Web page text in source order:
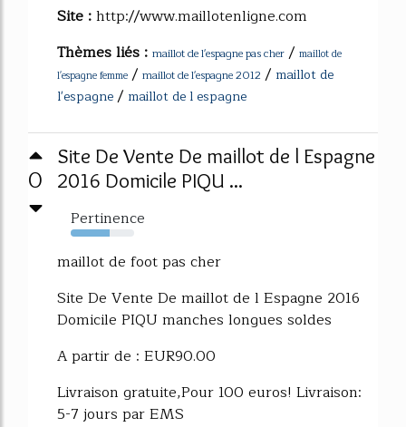
Site :http://www.maillotenligne.com
Thèmes liés : maillot de l'espagne pas cher / maillot de
l'espagne femme / maillot de l'espagne 2012 / maillot de
l'espagne/ maillot de l espagne
0
Site De Vente De maillot de l Espagne
2016 Domicile PIQU ...
Pertinence
61%
maillot de foot pas cher
Site De Vente De maillot de l Espagne 2016
Domicile PIQU manches longues soldes
A partir de : EUR90.00
Livraison gratuite,Pour 100 euros! Livraison:
5-7 jours par EMS